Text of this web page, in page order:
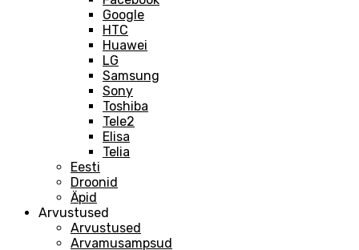
Google
HTC
Huawei
LG
Samsung
Sony
Toshiba
Tele2
Elisa
Telia
Eesti
Droonid
Äpid
Arvustused
Arvustused
Arvamusampsud